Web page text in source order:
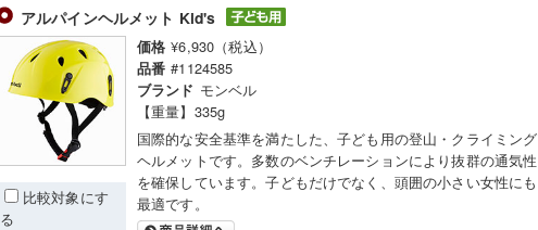
アルパインヘルメット Kid's
比較対象にす
る
価格 ¥6,930（税込）
品番 #1124585
ブランド モンベル
【重量】335g
国際的な安全基準を満たした、子ども用の登山・クライミング
ヘルメットです。多数のベンチレーションにより抜群の通気性
を確保しています。子どもだけでなく、頭囲の小さい女性にも
最適です。